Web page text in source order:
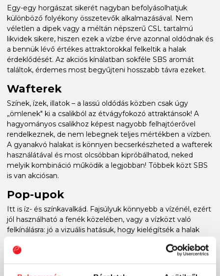
Egy-egy horgászat sikerét nagyban befolyásolhatjuk
különböző folyékony összetevők alkalmazásával. Nem
véletlen a dipek vagy a méltán népszerű CSL tartalmú
likvidek sikere, hiszen ezek a vízbe érve azonnal oldódnak és
a bennük lévő értékes attraktorokkal felkeltik a halak
érdeklődését. Az akciós kínálatban sokféle SBS aromát
találtok, érdemes most begyűjteni hosszabb távra ezeket.
Wafterek
Színek, ízek, illatok – a lassú oldódás közben csak úgy
„ömlenek" ki a csalikból az étvágyfokozó attraktánsok! A
hagyományos csalikhoz képest nagyobb felhajtóerővel
rendelkeznek, de nem lebegnek teljes mértékben a vízben.
A gyanakvó halakat is könnyen becserkészheted a wafterek
használátával és most olcsóbban kipróbálhatod, neked
melyik kombináció működik a legjobban! Többek közt SBS
is van akciósan.
Pop-upok
Itt is íz- és színkavalkád. Fajsúlyuk könnyebb a vízénél, ezért
jól használható a fenék közelében, vagy a vízközt való
felkínálásra: jó a vizuális hatásuk, hogy kielégítsék a halak
most kedvezményes áron teheted meg!